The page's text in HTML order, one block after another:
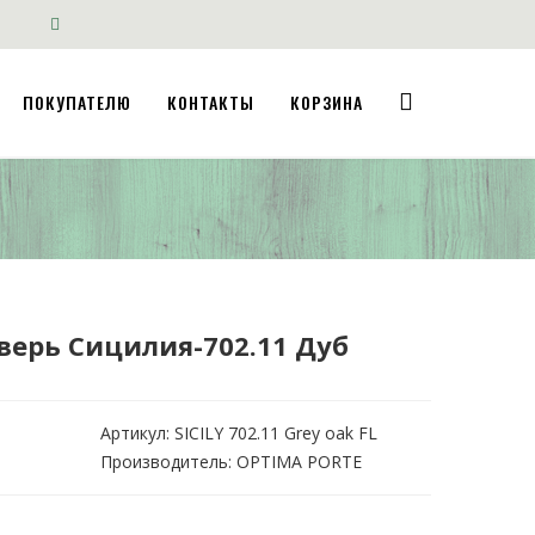
ПОКУПАТЕЛЮ КОНТАКТЫ КОРЗИНА
Сицилия-702.11 Дуб
Артикул: SICILY 702.11 Grey oak FL
Производитель: OPTIMA PORTE